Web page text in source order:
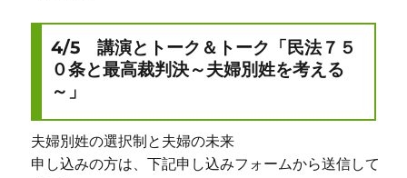
4/5 講演とトーク＆トーク「民法７５
０条と最高裁判決～夫婦別姓を考える
～」
夫婦別姓の選択制と夫婦の未来
申し込みの方は、下記申し込みフォームから送信して